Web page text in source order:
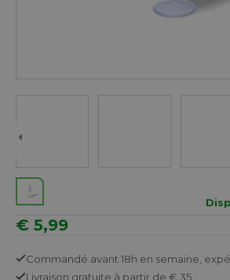
€ 5,99
Commandé avant 18h en semaine,
Livraison gratuite à partir de € 35